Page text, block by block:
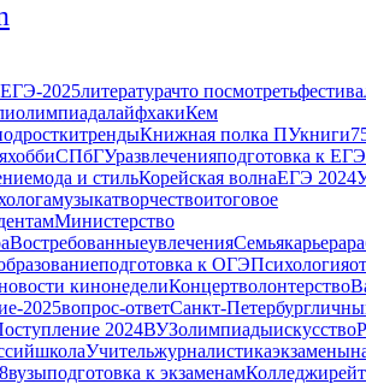
ЕГЭ-2025литературачто посмотреть
олимпиадалайфхакиКем
трендыКнижная полка ПУкниги
хоббиСПбГУразвлеченияподготовка к ЕГЭ
мода и стильКорейская волнаЕГЭ 2024
музыкатворчествоитоговое
Министерство
ВостребованныеувлеченияСемьякарьера
подготовка к ОГЭПсихология
кинонеделиКонцертволонтерство
2025вопрос-ответСанкт-Петербург
2024ВУЗолимпиадыискусство
школаУчительжурналистикаэкзамены
вузыподготовка к экзаменамКолледжи